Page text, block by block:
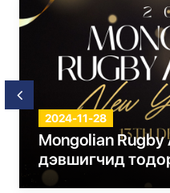
2024-11-28
Mongolian
дэвшигчид